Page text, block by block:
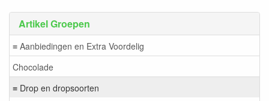
Artikel Groepen
≡ Aanbiedingen en Extra Voordelig
Chocolade
≡ Drop en dropsoorten